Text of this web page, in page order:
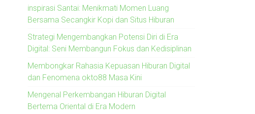
inspirasi Santai: Menikmati Momen Luang
Bersama Secangkir Kopi dan Situs Hiburan
Strategi Mengembangkan Potensi Diri di Era
Digital: Seni Membangun Fokus dan Kedisiplinan
Membongkar Rahasia Kepuasan Hiburan Digital
dan Fenomena okto88 Masa Kini
Mengenal Perkembangan Hiburan Digital
Bertema Oriental di Era Modern